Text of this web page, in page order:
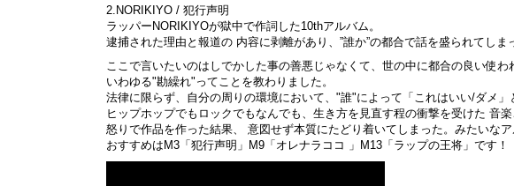
2.NORIKIYO / 犯行声明
ラッパーNORIKIYOが獄中で作詞した10thアルバム。
逮捕された理由と報道の 内容に剥離があり、”誰か”の都合で話を盛られてし
ここで言いたいのはしでかした事の善悪じゃなくて、世の中に都合の良い使わ
いわゆる"勘繰れ"ってことを教わりました。
法律に限らず、自分の周りの環境において、"誰"によって「これはいい/ダメ
ヒップホップでもロックでもなんでも、生き方を見直す程の衝撃を受けた 音
怒りで作品を作った結果、 意図せず本質にたどり着いてしまった。みたいな
おすすめはM3「犯行声明」M9「オレナラココ 」M13「ラップの王将」です！